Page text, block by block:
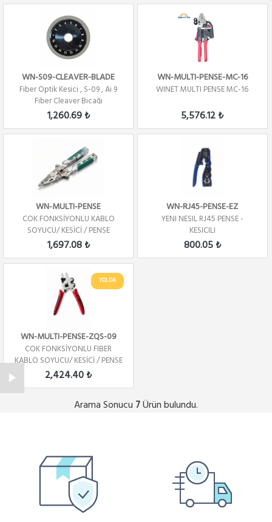
WN-S09-CLEAVER-BLADE
Fiber Optik Kesici , S-09 , Ai 9
Fiber Cleaver Bicağı
1,260.69 ₺
WN-MULTI-PENSE-MC-16
WINET MULTI PENSE MC-16
5,576.12 ₺
WN-MULTI-PENSE
COK FONKSİYONLU KABLO
SOYUCU/ KESİCİ / PENSE
1,697.08 ₺
WN-RJ45-PENSE-EZ
YENI NESIL RJ45 PENSE -
KESICILI
800.05 ₺
YOLDA
WN-MULTI-PENSE-ZQS-09
COK FONKSİYONLU FIBER
KABLO SOYUCU/ KESİCİ / PENSE
ZQS-09
2,424.40 ₺
Arama Sonucu 7Ürün bulundu.